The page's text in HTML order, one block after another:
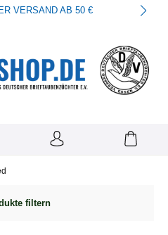
VERSAND AB 50 €
filtern